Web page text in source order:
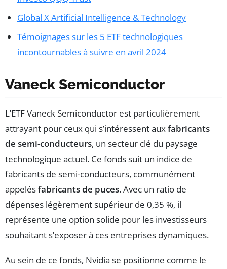
Global X Artificial Intelligence & Technology
Témoignages sur les 5 ETF technologiques
incontournables à suivre en avril 2024
Vaneck Semiconductor
L’ETF Vaneck Semiconductor est particulièrement
attrayant pour ceux qui s’intéressent auxfabricants
de semi-conducteurs, un secteur clé du paysage
technologique actuel. Ce fonds suit un indice de
fabricants de semi-conducteurs, communément
appelésfabricants de puces. Avec un ratio de
dépenses légèrement supérieur de 0,35 %, il
représente une option solide pour les investisseurs
souhaitant s’exposer à ces entreprises dynamiques.
Au sein de ce fonds, Nvidia se positionne comme le